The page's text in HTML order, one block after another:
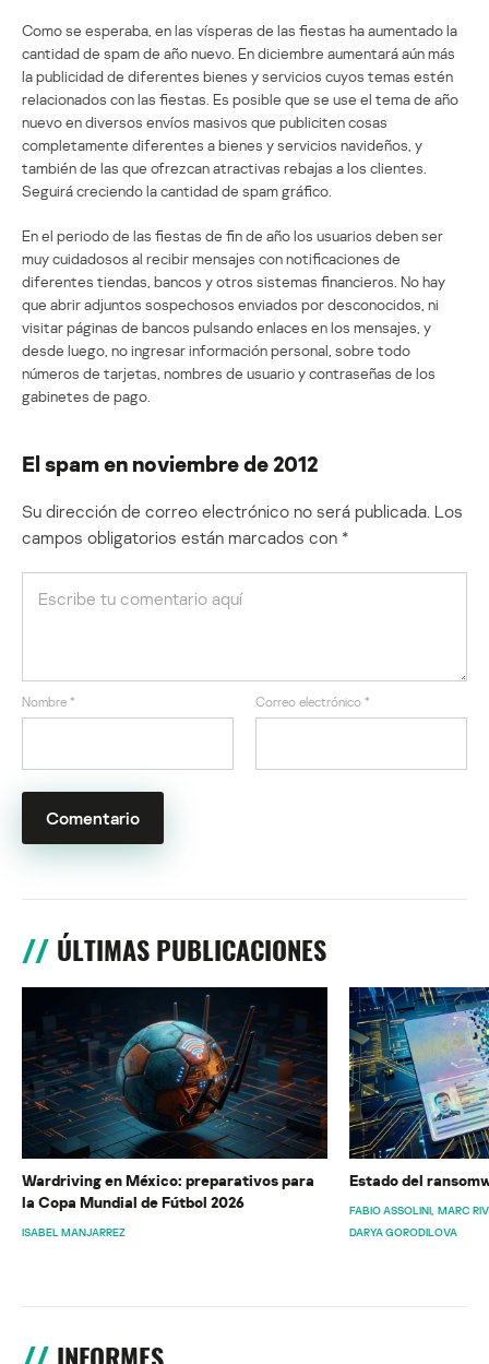
Como se esperaba, en las vísperas de las fiestas ha aumentado la
cantidad de spam de año nuevo. En diciembre aumentará aún más
la publicidad de diferentes bienes y servicios cuyos temas estén
relacionados con las fiestas. Es posible que se use el tema de año
nuevo en diversos envíos masivos que publiciten cosas
completamente diferentes a bienes y servicios navideños, y
también de las que ofrezcan atractivas rebajas a los clientes.
Seguirá creciendo la cantidad de spam gráfico.
En el periodo de las fiestas de fin de año los usuarios deben ser
muy cuidadosos al recibir mensajes con notificaciones de
diferentes tiendas, bancos y otros sistemas financieros. No hay
que abrir adjuntos sospechosos enviados por desconocidos, ni
visitar páginas de bancos pulsando enlaces en los mensajes, y
desde luego, no ingresar información personal, sobre todo
números de tarjetas, nombres de usuario y contraseñas de los
gabinetes de pago.
El spam en noviembre de 2012
Su dirección de correo electrónico no será publicada. Los
campos obligatorios están marcados con *
Nombre * Correo electrónico *
ÚLTIMAS PUBLICACIONES
Wardriving en México: preparativos para
la Copa Mundial de Fútbol 2026
ISABEL MANJARREZ
Estado del
FABIO ASSOLINI MARC
DARYA GORODILOVA